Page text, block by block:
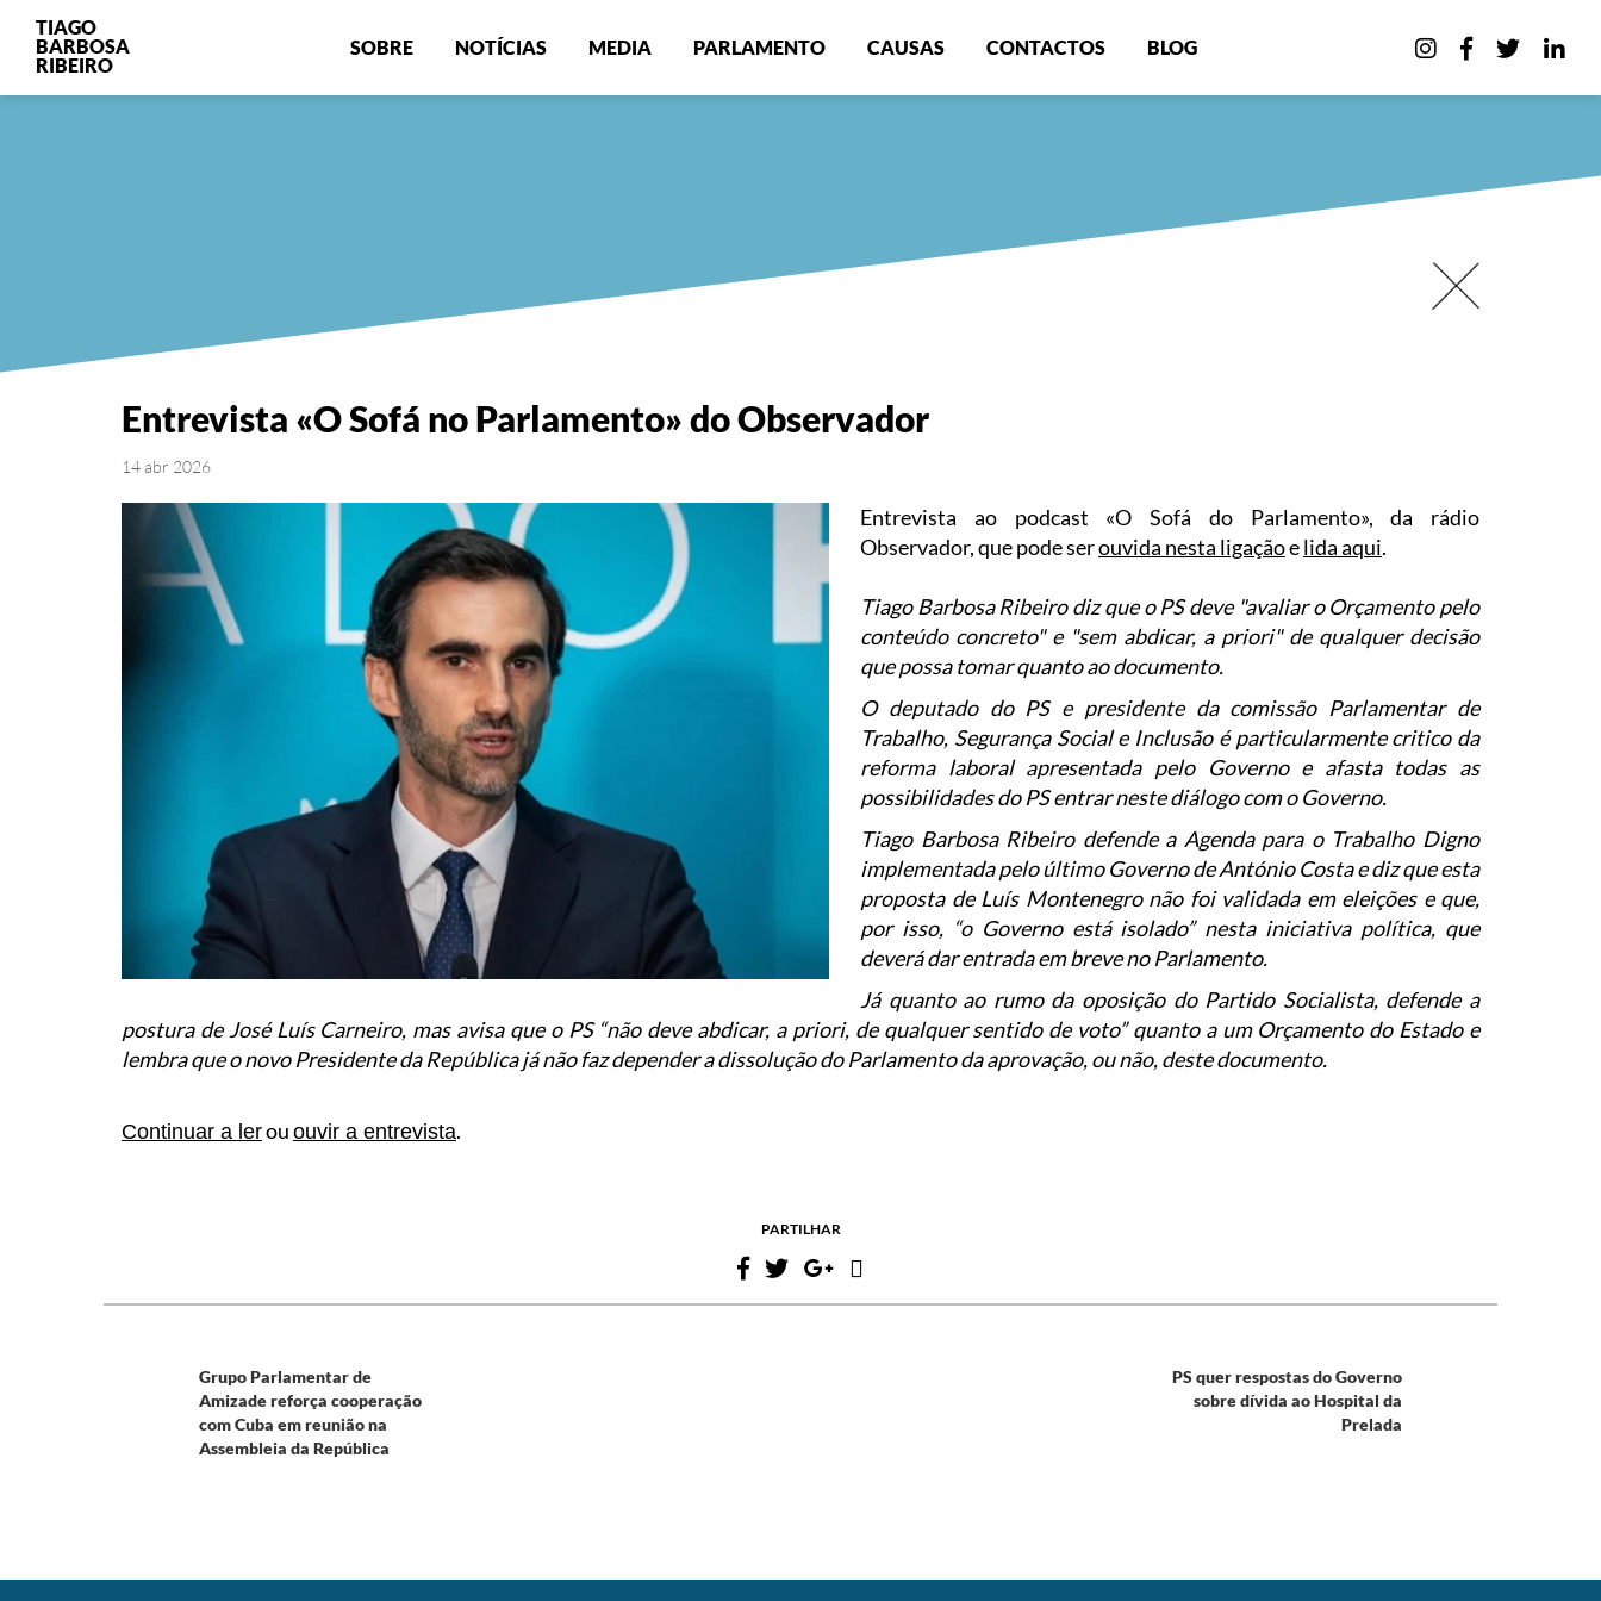
TIAGO
BARBOSA
RIBEIRO
SOBRE NOTÍCIAS MEDIA PARLAMENTO CAUSAS CONTACTOS BLOG
Entrevista «O Sofá no Parlamento» do Observador
14 abr 2026
Entrevista ao podcast «O Sofá do Parlamento», da rádio
Observador, que pode serouvida nesta ligaçãoelida aqui.
Tiago Barbosa Ribeiro diz que o PS deve "avaliar o Orçamento pelo
conteúdo concreto" e "sem abdicar, a priori" de qualquer decisão
que possa tomar quanto ao documento.
O deputado do PS e presidente da comissão Parlamentar de
Trabalho, Segurança Social e Inclusão é particularmente critico da
reforma laboral apresentada pelo Governo e afasta todas as
possibilidades do PS entrar neste diálogo com o Governo.
Tiago Barbosa Ribeiro defende a Agenda para o Trabalho Digno
implementada pelo último Governo de António Costa e diz que esta
proposta de Luís Montenegro não foi validada em eleições e que,
por isso, “o Governo está isolado” nesta iniciativa política, que
deverá dar entrada em breve no Parlamento.
Já quanto ao rumo da oposição do Partido Socialista, defende a
postura de José Luís Carneiro, mas avisa que o PS “não deve abdicar, a priori, de qualquer sentido de voto” quanto a um Orçamento do Estado e
lembra que o novo Presidente da República já não faz depender a dissolução do Parlamento da aprovação, ou não, deste documento.
Continuar a lerou ouvir a entrevista.
PARTILHAR
Grupo Parlamentar de
Amizade reforça cooperação
com Cuba em reunião na
Assembleia da República
PS quer respostas do Governo
sobre dívida ao Hospital da
Prelada